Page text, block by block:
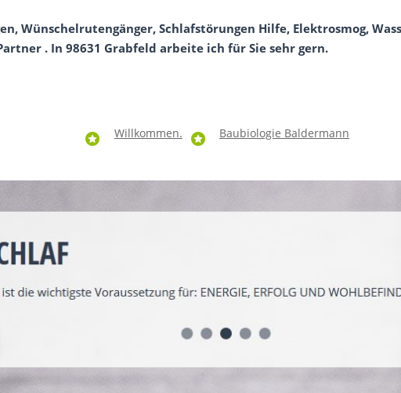
Wünschelrutengänger, Schlafstörungen Hilfe, Elektrosmog,
. In 98631 Grabfeld arbeite ich für Sie sehr gern.
Willkommen. Baubiologie Baldermann